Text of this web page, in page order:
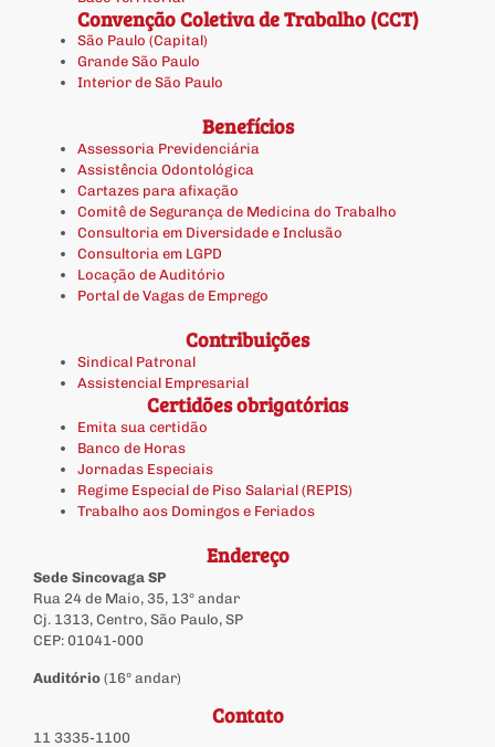
Convenção Coletiva de Trabalho (CCT)
São Paulo (Capital)
Grande São Paulo
Interior de São Paulo
Benefícios
Assessoria Previdenciária
Assistência Odontológica
Cartazes para afixação
Comitê de Segurança de Medicina do Trabalho
Consultoria em Diversidade e Inclusão
Consultoria em LGPD
Locação de Auditório
Portal de Vagas de Emprego
Contribuições
Sindical Patronal
Assistencial Empresarial
Certidões obrigatórias
Emita sua certidão
Banco de Horas
Jornadas Especiais
Regime Especial de Piso Salarial (REPIS)
Trabalho aos Domingos e Feriados
Endereço
Sede Sincovaga SP
Rua 24 de Maio, 35, 13º andar
Cj. 1313, Centro, São Paulo, SP
CEP: 01041-000
Auditório (16º andar)
Contato
11 3335-1100